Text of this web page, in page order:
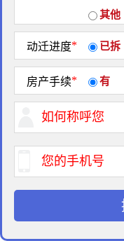
经典案例
免费法律
其他
动迁进度* 已拆
房产手续* 有